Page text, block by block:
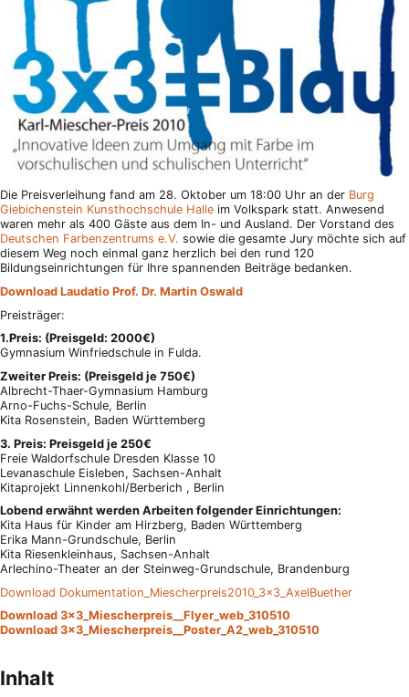
Die Preisverleihung fand am 28. Oktober um 18:00 Uhr an der Burg
Giebichenstein Kunsthochschule Halle im Volkspark statt. Anwesend
waren mehr als 400 Gäste aus dem In- und Ausland. Der Vorstand des
Deutschen Farbenzentrums e.V. sowie die gesamte Jury möchte sich auf
diesem Weg noch einmal ganz herzlich bei den rund 120
Bildungseinrichtungen für Ihre spannenden Beiträge bedanken.
Download Laudatio Prof. Dr. Martin Oswald
Preisträger:
1.Preis: (Preisgeld: 2000€)
Gymnasium Winfriedschule in Fulda.
Zweiter Preis: (Preisgeld je 750€)
Albrecht-Thaer-Gymnasium Hamburg
Arno-Fuchs-Schule, Berlin
Kita Rosenstein, Baden Württemberg
3. Preis: Preisgeld je 250€
Freie Waldorfschule Dresden Klasse 10
Levanaschule Eisleben, Sachsen-Anhalt
Kitaprojekt Linnenkohl/Berberich , Berlin
Lobend erwähnt werden Arbeiten folgender Einrichtungen:
Kita Haus für Kinder am Hirzberg, Baden Württemberg
Erika Mann-Grundschule, Berlin
Kita Riesenkleinhaus, Sachsen-Anhalt
Arlechino-Theater an der Steinweg-Grundschule, Brandenburg
Download Dokumentation_Miescherpreis2010_3x3_AxelBuether
Download 3x3_Miescherpreis__Flyer_web_310510
Download 3x3_Miescherpreis__Poster_A2_web_310510
Inhalt